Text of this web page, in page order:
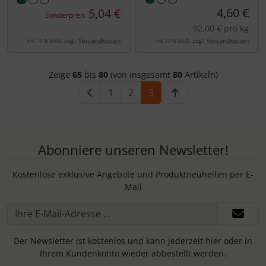
Sonderpreis 5,04 €
inkl. 19 % MwSt. zzgl. Versandkosten
4,60 €
92,00 € pro kg
inkl. 19 % MwSt. zzgl. Versandkosten
Zeige 65 bis 80(von insgesamt 80Artikeln)
1 2 3
Abonniere unseren Newsletter!
Kostenlose exklusive Angebote und Produktneuheiten per E-
Mail
Der Newsletter ist kostenlos und kann jederzeit hier oder in
Ihrem Kundenkonto wieder abbestellt werden.